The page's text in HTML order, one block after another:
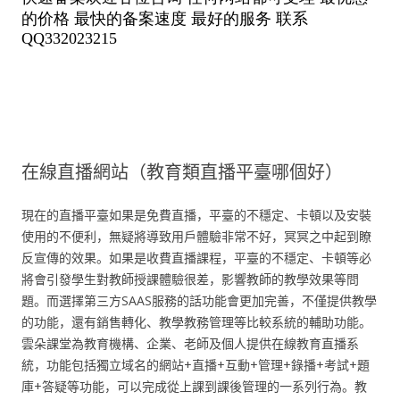
在線直播網站（教育類直播平臺哪個好）
現在的直播平臺如果是免費直播，平臺的不穩定、卡頓以及安裝
使用的不便利，無疑將導致用戶體驗非常不好，冥冥之中起到瞭
反宣傳的效果。如果是收費直播課程，平臺的不穩定、卡頓等必
將會引發學生對教師授課體驗很差，影響教師的教學效果等問
題。而選擇第三方SAAS服務的話功能會更加完善，不僅提供教學
的功能，還有銷售轉化、教學教務管理等比較系統的輔助功能。
雲朵課堂為教育機構、企業、老師及個人提供在線教育直播系
統，功能包括獨立域名的網站+直播+互動+管理+錄播+考試+題
庫+答疑等功能，可以完成從上課到課後管理的一系列行為。教